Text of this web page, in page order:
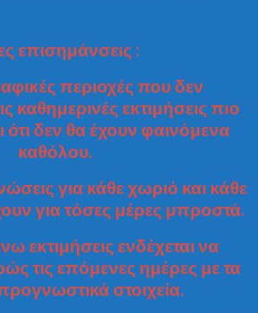
επισημάνσεις :
περιοχές που δεν
καθημερινές εκτιμήσεις πιο
δεν θα έχουν φαινόμενα
καθόλου.
για κάθε χωριό και κάθε
για τόσες μέρες μπροστά.
εκτιμήσεις ενδέχεται να
τις επόμενες ημέρες με τα
στοιχεία.